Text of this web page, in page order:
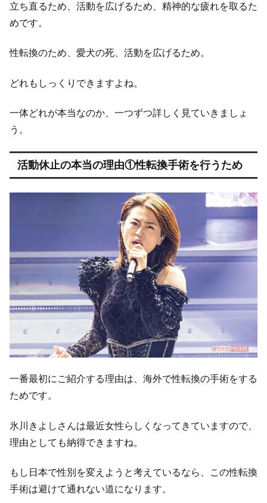
立ち直るため、活動を広げるため、精神的な疲れを取るた
めです。
性転換のため、愛犬の死、活動を広げるため。
どれもしっくりできますよね。
一体どれが本当なのか、一つずつ詳しく見ていきましょ
う。
活動休止の本当の理由①性転換手術を行うため
一番最初にご紹介する理由は、海外で性転換の手術をする
ためです。
氷川きよしさんは最近女性らしくなってきていますので、
理由としても納得できますね。
もし日本で性別を変えようと考えているなら、この性転換
手術は避けて通れない道になります。